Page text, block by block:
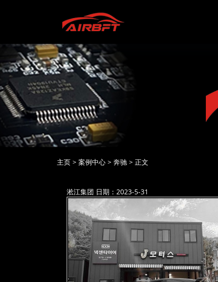
主页 > 案例中心 > 奔驰 > 正文
淞江集团 日期：2023-5-31